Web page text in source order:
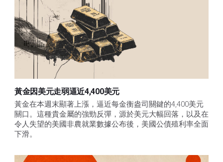
黃金因美元走弱逼近4,400美元
黃金在本週末顯著上漲，逼近每金衡盎司關鍵的4,400美元
關口。這種貴金屬的強勁反彈，源於美元大幅回落，以及在
令人失望的美國非農就業數據公布後，美國公債殖利率全面
下滑。